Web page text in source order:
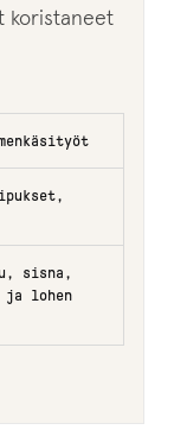
koristaneet
sisna,
ja lohen